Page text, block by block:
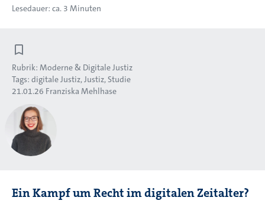
Lesedauer: ca. 3 Minuten
Rubrik: Moderne & Digitale Justiz
Tags: digitale Justiz Justiz Studie
21.01.26 Franziska Mehlhase
Ein Kampf um Recht im digitalen Zeitalter?